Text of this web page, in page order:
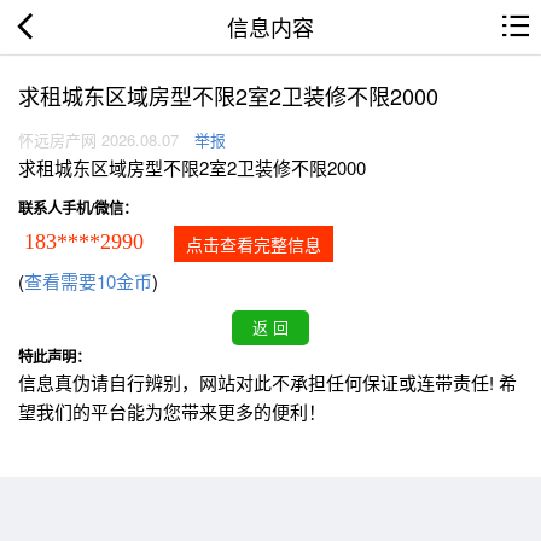
信息内容
求租城东区域房型不限2室2卫装修不限2000
怀远房产网 2026.08.07 举报
求租城东区域房型不限2室2卫装修不限2000
联系人手机/微信：
183****2990 点击查看完整信息
(查看需要10金币)
特此声明：
信息真伪请自行辨别，网站对此不承担任何保证或连带责任! 希
望我们的平台能为您带来更多的便利！